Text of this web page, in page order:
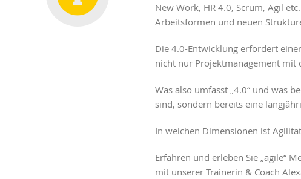
New Work, HR 4.0, Scrum, Agil
Arbeitsformen und neuen
Die 4.0-Entwicklung erfordert
nicht nur Projektmanagement mit
Was also umfasst „4.0“ und was
sind, sondern bereits eine
In welchen Dimensionen ist
Erfahren und erleben Sie „agile“
mit unserer Trainerin & Coach